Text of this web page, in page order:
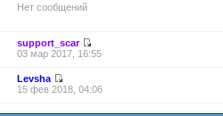
Нет сообщений
support_scar
03 мар 2017, 16:55
Levsha
15 фев 2018, 04:06